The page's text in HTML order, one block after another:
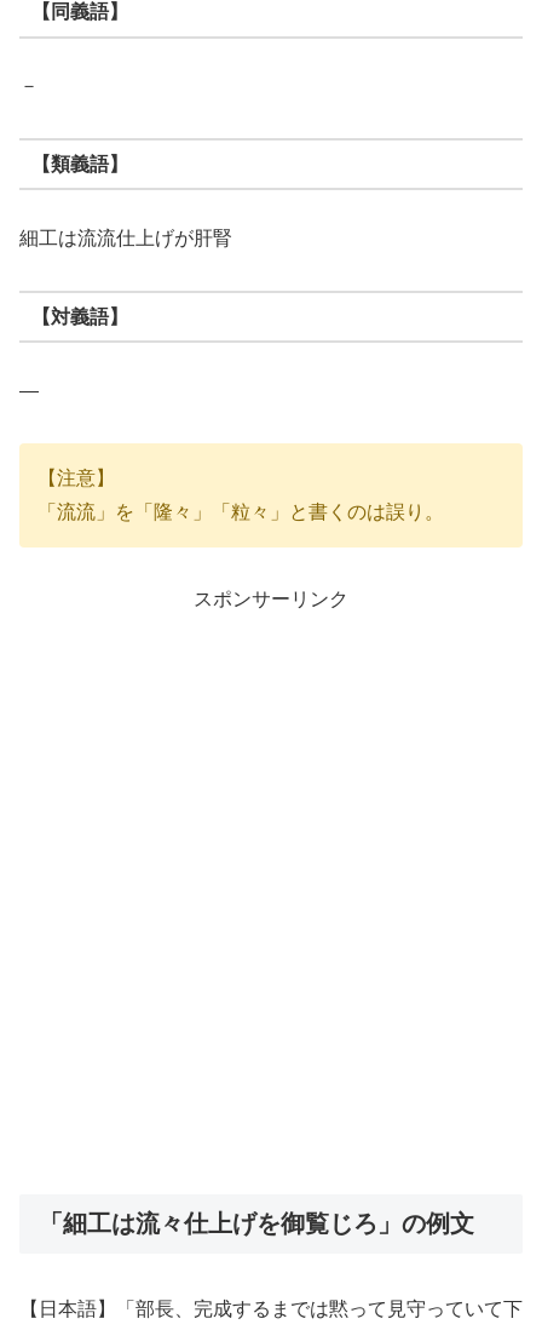
【同義語】
－
【類義語】
細工は流流仕上げが肝腎
【対義語】
―
【注意】
「流流」を「隆々」「粒々」と書くのは誤り。
スポンサーリンク
「細工は流々仕上げを御覧じろ」の例文
【日本語】「部長、完成するまでは黙って見守っていて下